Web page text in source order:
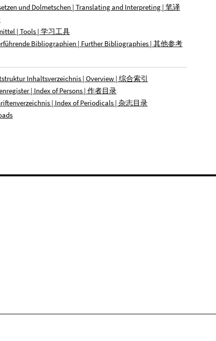
und Dolmetschen | Translating and Interpreting | 笔译
| Tools | 学习工具
Bibliographien | Further Bibliographies | 其他参考
Inhaltsverzeichnis | Overview | 综合索引
| Index of Persons | 作者目录
| Index of Periodicals | 杂志目录